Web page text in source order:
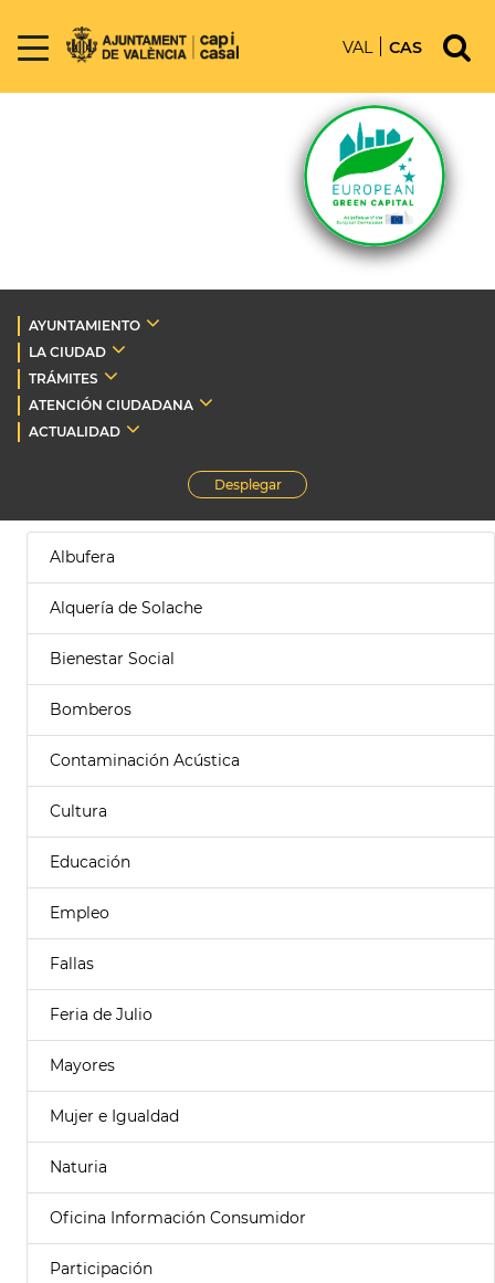
VAL CAS
AYUNTAMIENTO
LA CIUDAD
TRÁMITES
ATENCIÓN CIUDADANA
ACTUALIDAD
Desplegar
Albufera
Alquería de Solache
Bienestar Social
Bomberos
Contaminación Acústica
Cultura
Educación
Empleo
Fallas
Feria de Julio
Mayores
Mujer e Igualdad
Naturia
Oficina Información Consumidor
Participación